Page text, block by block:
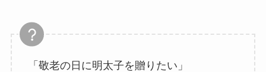
「敬老の日に明太子を贈りたい」